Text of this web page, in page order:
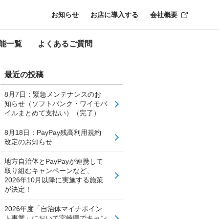
一覧 よくあるご質問
お知らせ お店に導入する 会社概要
最近の投稿
8月7日：緊急メンテナンスのお
知らせ（ソフトバンク・ワイモバ
イルまとめて支払い）（完了）
8月18日：PayPay残高利用規約
改定のお知らせ
地方自治体とPayPayが連携して
取り組むキャンペーンなど、
2026年10月以降に実施する施策
が決定！
2026年度「自治体マイナポイン